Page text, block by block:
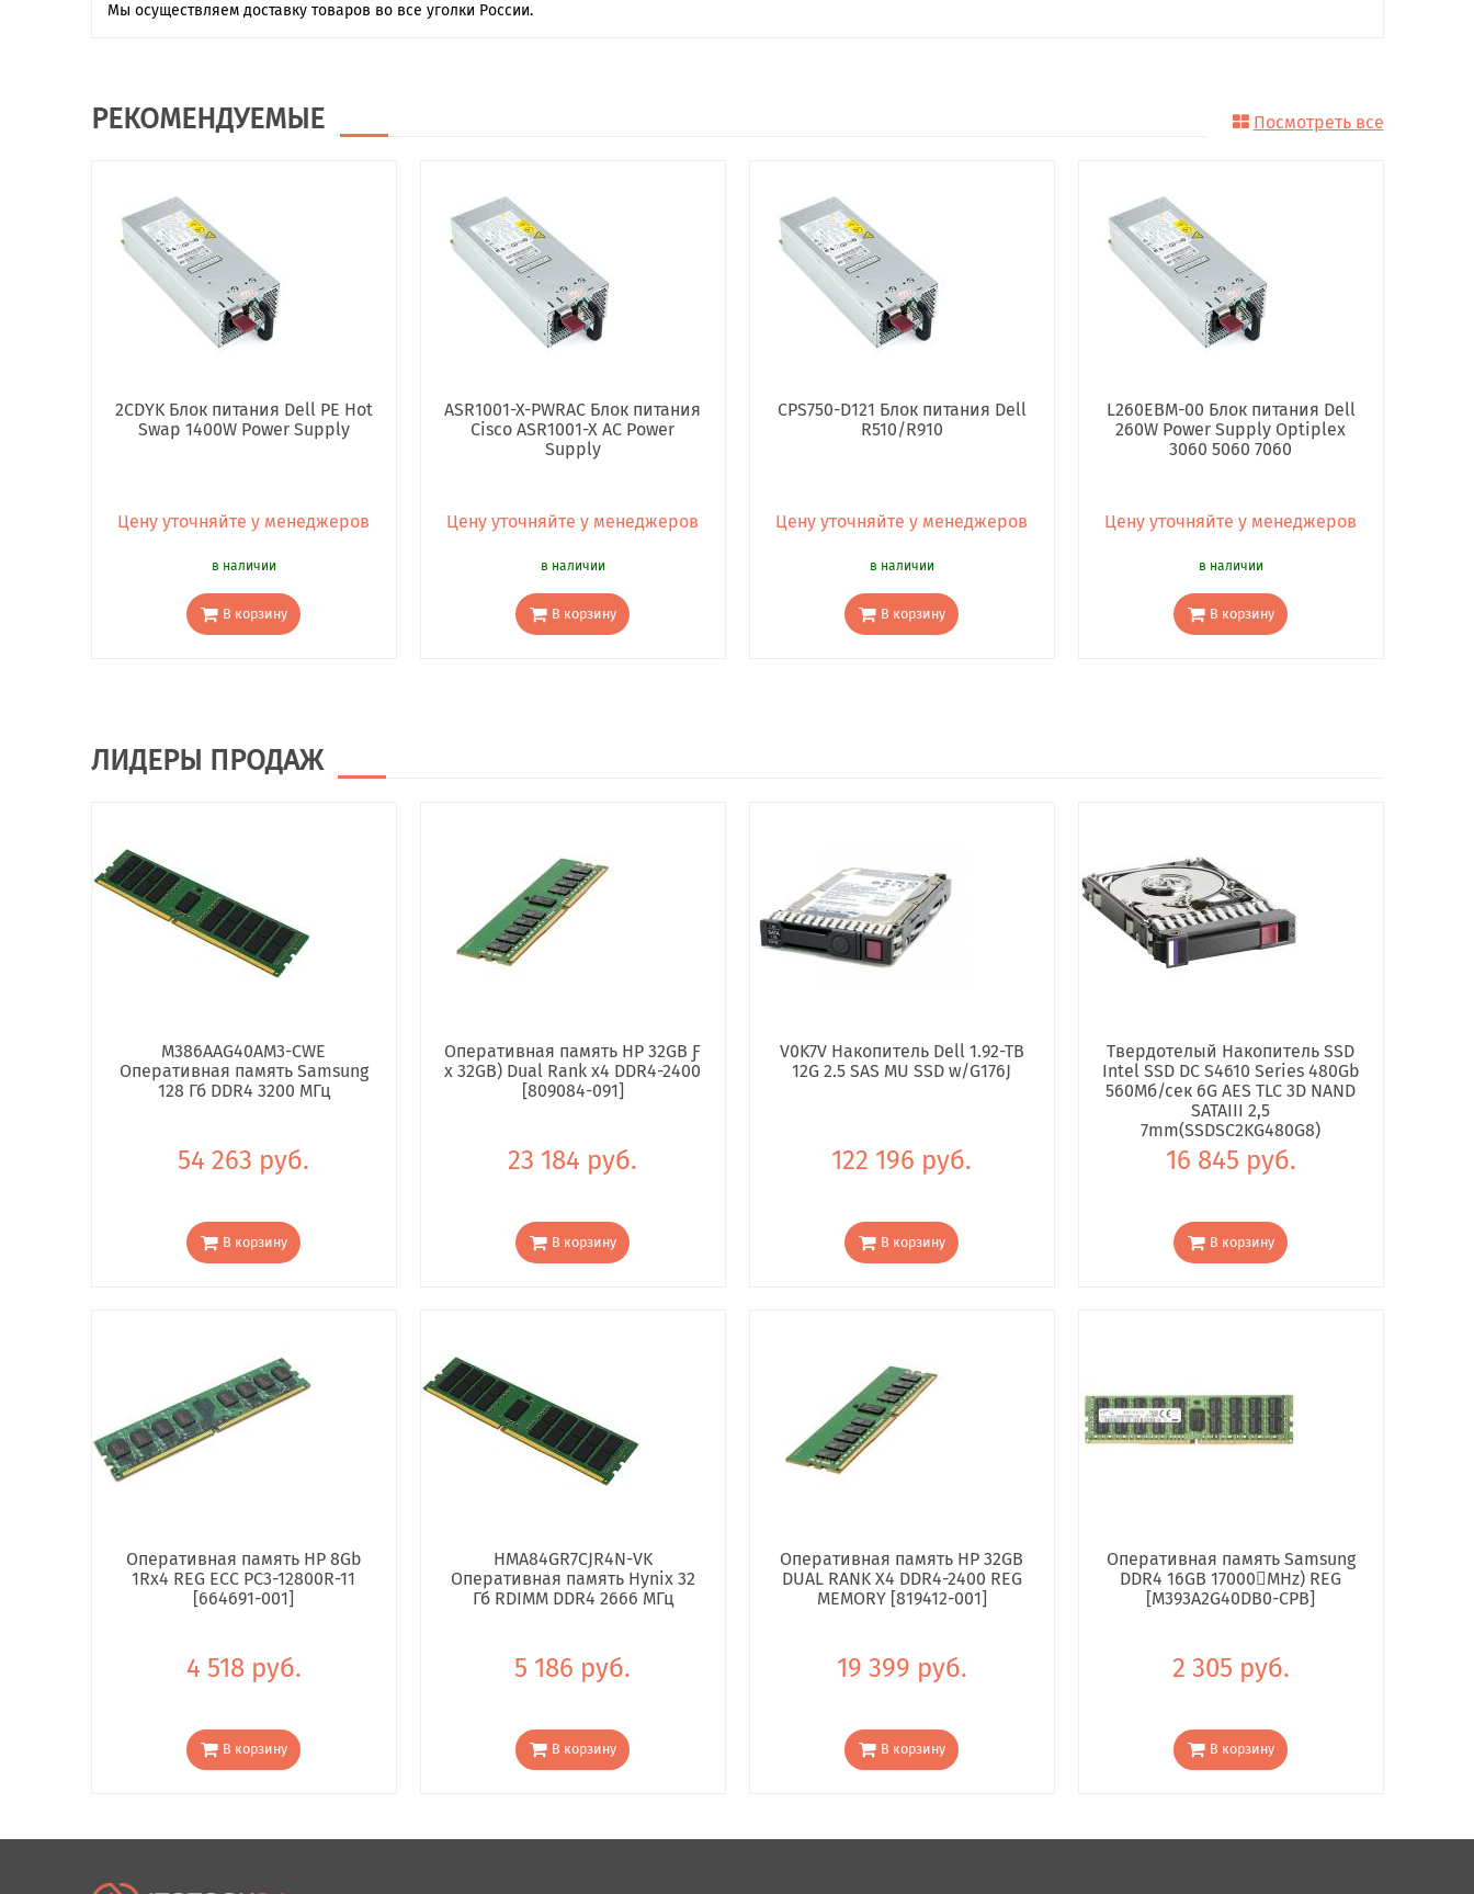
Мы осуществляем доставку товаров во все уголки России.
РЕКОМЕНДУЕМЫЕ Посмотреть все
2CDYK Блок питания Dell PE Hot
Swap 1400W Power Supply
Цену уточняйте у менеджеров
в наличии
В корзину
ASR1001-X-PWRAC Блок питания
Cisco ASR1001-X AC Power
Supply
Цену уточняйте у менеджеров
в наличии
В корзину
CPS750-D121 Блок питания Dell
R510/R910
Цену уточняйте у менеджеров
в наличии
В корзину
L260EBM-00 Блок питания Dell
260W Power Supply Optiplex
3060 5060 7060
Цену уточняйте у менеджеров
в наличии
В корзину
ЛИДЕРЫ ПРОДАЖ
M386AAG40AM3-CWE
Оперативная память Samsung
128 Гб DDR4 3200 МГц
54 263 руб.
В корзину
Оперативная память HP 32GB Ƒ
x 32GB) Dual Rank x4 DDR4-2400
[809084-091]
23 184 руб.
В корзину
V0K7V Накопитель Dell 1.92-TB
12G 2.5 SAS MU SSD w/G176J
122 196 руб.
В корзину
Твердотелый Накопитель SSD
Intel SSD DC S4610 Series 480Gb
560Мб/сек 6G AES TLC 3D NAND
SATAIII 2,5
7mm(SSDSC2KG480G8)
16 845 руб.
В корзину
Оперативная память HP 8Gb
1Rx4 REG ECC PC3-12800R-11
[664691-001]
4 518 руб.
В корзину
HMA84GR7CJR4N-VK
Оперативная память Hynix 32
Гб RDIMM DDR4 2666 МГц
5 186 руб.
В корзину
Оперативная память HP 32GB
DUAL RANK X4 DDR4-2400 REG
MEMORY [819412-001]
19 399 руб.
В корзину
Оперативная память Samsung
DDR4 16GB 17000񢋕MHz) REG
[M393A2G40DB0-CPB]
2 305 руб.
В корзину